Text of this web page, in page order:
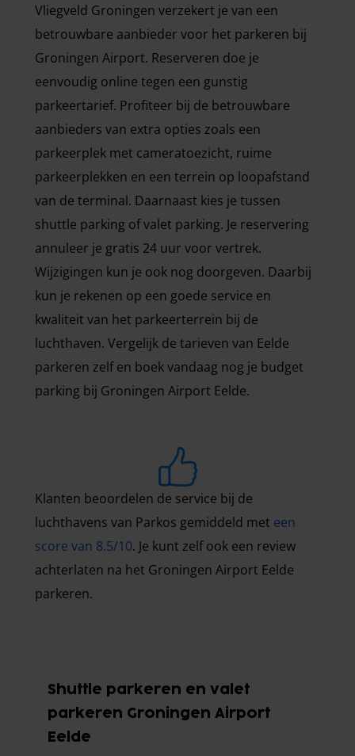
Vliegveld Groningen verzekert je van een
betrouwbare aanbieder voor het parkeren bij
Groningen Airport. Reserveren doe je
eenvoudig online tegen een gunstig
parkeertarief. Profiteer bij de betrouwbare
aanbieders van extra opties zoals een
parkeerplek met cameratoezicht, ruime
parkeerplekken en een terrein op loopafstand
van de terminal. Daarnaast kies je tussen
shuttle parking of valet parking. Je reservering
annuleer je gratis 24 uur voor vertrek.
Wijzigingen kun je ook nog doorgeven. Daarbij
kun je rekenen op een goede service en
kwaliteit van het parkeerterrein bij de
luchthaven. Vergelijk de tarieven van Eelde
parkeren zelf en boek vandaag nog je budget
parking bij Groningen Airport Eelde.
Klanten beoordelen de service bij de
luchthavens van Parkos gemiddeld met een
score van 8.5/10. Je kunt zelf ook een review
achterlaten na het Groningen Airport Eelde
parkeren.
Shuttle parkeren en valet
parkeren Groningen Airport
Eelde